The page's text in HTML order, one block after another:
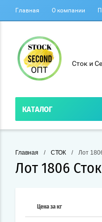
Главная О компании
Сток и
КАТАЛОГ
Главная / СТОК / Лот
Лот 1806
Цена за кг